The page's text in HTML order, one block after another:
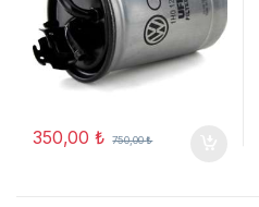
350,00₺ 750,00₺